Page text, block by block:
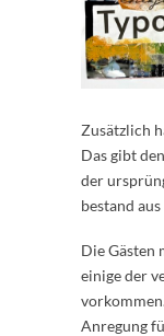
Zusätzlich
Das gibt
der
bestand
Die Gästen
einige der
Anregung